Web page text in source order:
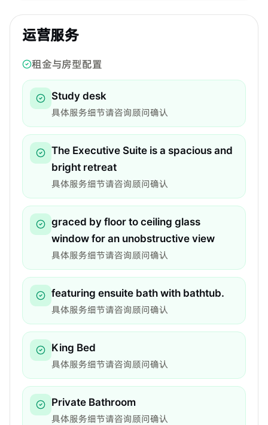
运营服务
租金与房型配置
Study desk
具体服务细节请咨询顾问确认
The Executive Suite is a spacious and
bright retreat
具体服务细节请咨询顾问确认
graced by floor to ceiling glass
window for an unobstructive view
具体服务细节请咨询顾问确认
featuring ensuite bath with bathtub.
具体服务细节请咨询顾问确认
King Bed
具体服务细节请咨询顾问确认
Private Bathroom
具体服务细节请咨询顾问确认